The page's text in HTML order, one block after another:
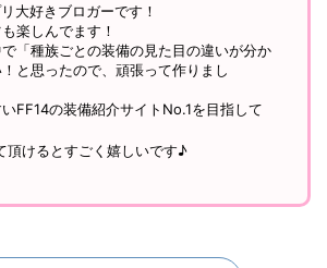
大好きブロガーです！
楽しんでます！
「種族ごとの装備の見た目の違いが分か
と思ったので、頑張って作りまし
FF14の装備紹介サイトNo.1を目指して
けるとすごく嬉しいです♪